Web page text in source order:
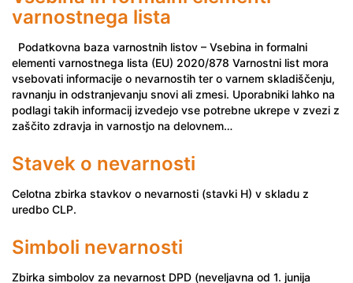
varnostnega lista
Podatkovna baza varnostnih listov – Vsebina in formalni
elementi varnostnega lista (EU) 2020/878 Varnostni list mora
vsebovati informacije o nevarnostih ter o varnem skladiščenju,
ravnanju in odstranjevanju snovi ali zmesi. Uporabniki lahko na
podlagi takih informacij izvedejo vse potrebne ukrepe v zvezi z
zaščito zdravja in varnostjo na delovnem…
Stavek o nevarnosti
Celotna zbirka stavkov o nevarnosti (stavki H) v skladu z
uredbo CLP.
Simboli nevarnosti
Zbirka simbolov za nevarnost DPD (neveljavna od 1. junija